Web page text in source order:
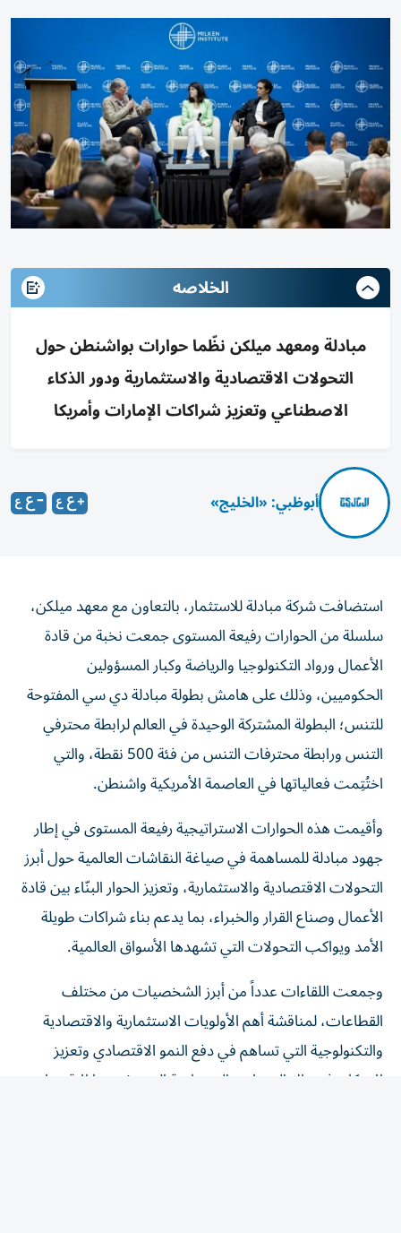
الخلاصه
مبادلة ومعهد ميلكن نظّما حوارات بواشنطن حول
التحولات الاقتصادية والاستثمارية ودور الذكاء
الاصطناعي وتعزيز شراكات الإمارات وأمريكا
أبوظبي: «الخليج»
سلسلة من الحوارات رفيعة المستوى جمعت نخبة من قادة
الأعمال ورواد التكنولوجيا والرياضة وكبار المسؤولين
الحكوميين، وذلك على هامش بطولة مبادلة دي سي المفتوحة
للتنس؛ البطولة المشتركة الوحيدة في العالم لرابطة محترفي
التنس ورابطة محترفات التنس من فئة 500 نقطة، والتي
اختُتِمت فعالياتها في العاصمة الأمريكية واشنطن.
وأقيمت هذه الحوارات الاستراتيجية رفيعة المستوى في إطار
جهود مبادلة للمساهمة في صياغة النقاشات العالمية حول أبرز
التحولات الاقتصادية والاستثمارية، وتعزيز الحوار البنّاء بين قادة
الأعمال وصناع القرار والخبراء، بما يدعم بناء شراكات طويلة
الأمد ويواكب التحولات التي تشهدها الأسواق العالمية.
وجمعت اللقاءات عدداً من أبرز الشخصيات من مختلف
القطاعات، لمناقشة أهم الأولويات الاستثمارية والاقتصادية
والتكنولوجية التي تساهم في دفع النمو الاقتصادي وتعزيز
الابتكار، في ظل التحولات المتسارعة التي يشهدها الاقتصاد